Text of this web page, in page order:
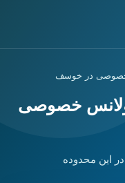
خصوصی در خوسف
خصوصی
این محدوده